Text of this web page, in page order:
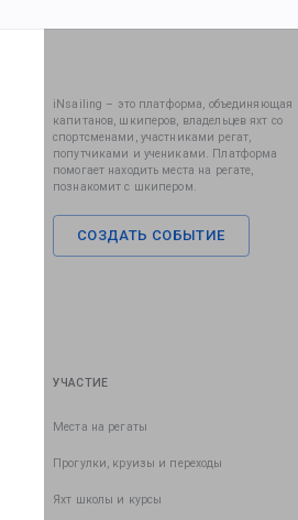
iNsailing – это платформа, объединяющая
капитанов, шкиперов, владельцев яхт со
спортсменами, участниками регат,
попутчиками и учениками. Платформа
помогает находить места на регате,
познакомит с шкипером.
СОЗДАТЬ СОБЫТИЕ
УЧАСТИЕ
Места на регаты
Прогулки, круизы и переходы
Яхт школы и курсы